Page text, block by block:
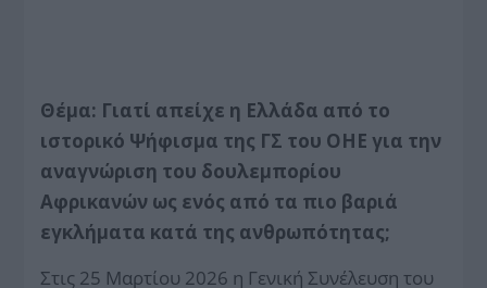
Θέμα: Γιατί απείχε η Ελλάδα από το
ιστορικό Ψήφισμα της ΓΣ του ΟΗΕ για την
αναγνώριση του δουλεμπορίου
Αφρικανών ως ενός από τα πιο βαριά
εγκλήματα κατά της ανθρωπότητας;
Στις 25 Μαρτίου 2026 η Γενική Συνέλευση του